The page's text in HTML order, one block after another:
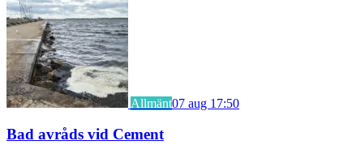
Allmänt07 aug 17:50
Bad avråds vid Cement